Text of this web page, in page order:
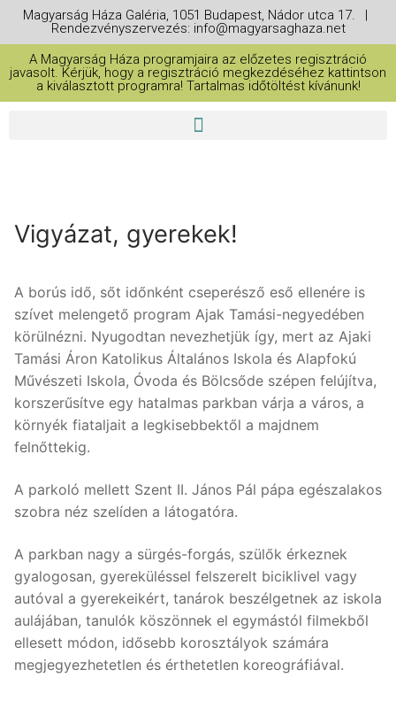
Magyarság Háza Galéria, 1051 Budapest, Nádor utca 17. |
Rendezvényszervezés: info@magyarsaghaza.net
A Magyarság Háza programjaira az előzetes regisztráció
javasolt. Kérjük, hogy a regisztráció megkezdéséhez kattintson
a kiválasztott programra! Tartalmas időtöltést kívánunk!
Vigyázat, gyerekek!
A borús idő, sőt időnként cseperésző eső ellenére is
szívet melengető program Ajak Tamási-negyedében
körülnézni. Nyugodtan nevezhetjük így, mert az Ajaki
Tamási Áron Katolikus Általános Iskola és Alapfokú
Művészeti Iskola, Óvoda és Bölcsőde szépen felújítva,
korszerűsítve egy hatalmas parkban várja a város, a
környék fiataljait a legkisebbektől a majdnem
felnőttekig.
A parkoló mellett Szent II. János Pál pápa egészalakos
szobra néz szelíden a látogatóra.
A parkban nagy a sürgés-forgás, szülők érkeznek
gyalogosan, gyereküléssel felszerelt biciklivel vagy
autóval a gyerekeikért, tanárok beszélgetnek az iskola
aulájában, tanulók köszönnek el egymástól filmekből
ellesett módon, idősebb korosztályok számára
megjegyezhetetlen és érthetetlen koreográfiával.